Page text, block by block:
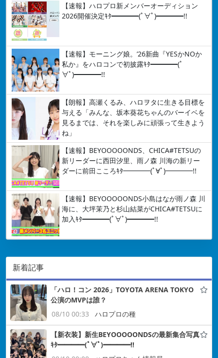
【速報】ハロプロ新メンバーオーディション
2026開催決定ｷﾀ━━━━(ﾟ∀ﾟ)━━━━!!
【速報】モーニング娘。’26新曲『YESかNOか
私か』をハロコンで初披露ｷﾀ━━━━(ﾟ
∀ﾟ)━━━━!!
【朗報】高瀬くるみ、ハロヲタに生きる目標を
与える「みんな、坂本葵花ちゃんのバーイベを
見るまでは、それを楽しみに頑張って生きよう
ね」
【速報】BEYOOOOONDS、CHICA#TETSUの
新リーダーに西田汐里、雨ノ森 川海の新リー
ダーに前田こころｷﾀ━━━━(ﾟ∀ﾟ)━━━━!!
【速報】BEYOOOOONDS小島はなが雨ノ森 川
海に、大坪茉乃と杉山結菜がCHICA#TETSUに
加入ｷﾀ━━━━(ﾟ∀ﾟ)━━━━!!
新着記事
「ハロ！コン 2026」TOYOTA ARENA TOKYO
公演のMVPは誰？
08/10 00:33
ハロプロの種
【新衣装】新生BEYOOOOONDSの最新集合写真
ｷﾀ━━━━(ﾟ∀ﾟ)━━━━!!